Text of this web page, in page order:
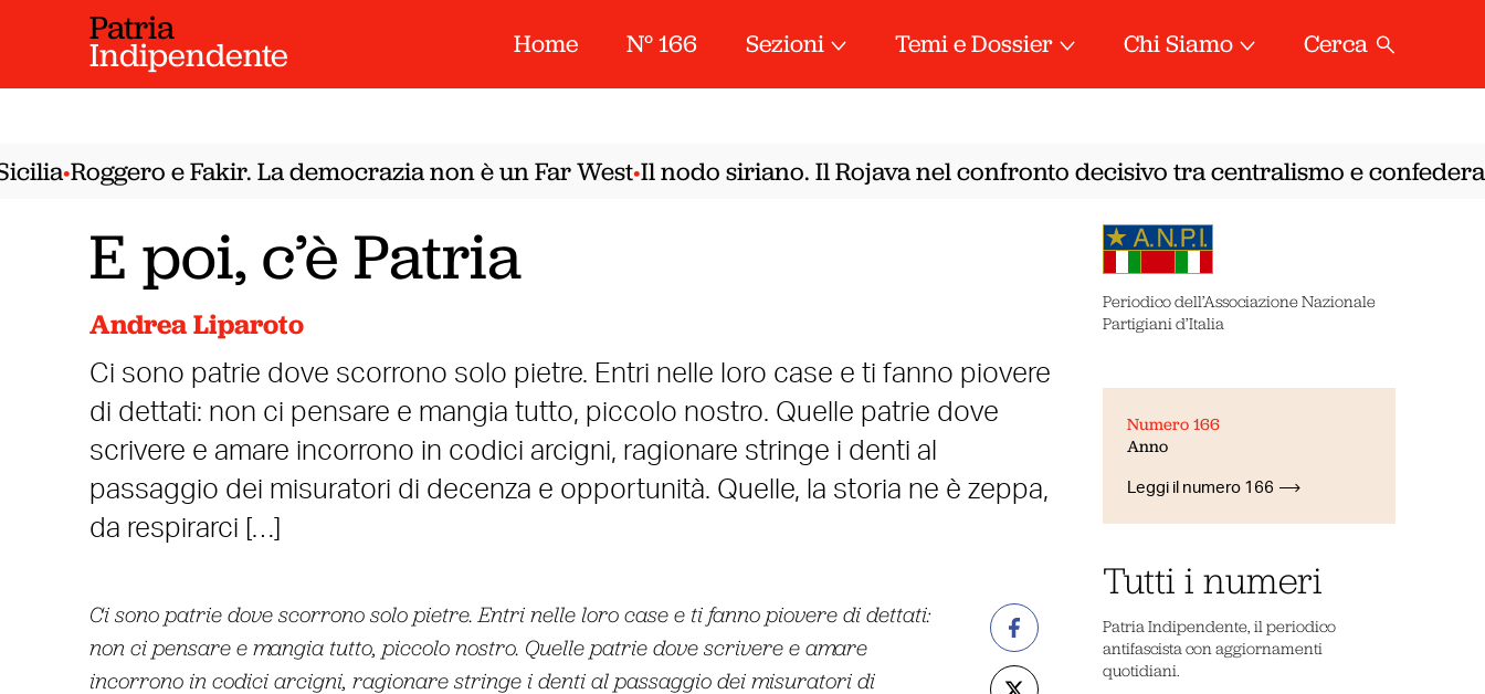
Patria
Indipendente Home N° 166 Sezioni Temi e Dossier Chi Siamo Cerca
•Roggero e Fakir. La democrazia non è un Far West•Il nodo siriano. Il Rojava nel confronto decisivo tra centralismo e
E poi, c’è Patria
Andrea Liparoto
Ci sono patrie dove scorrono solo pietre. Entri nelle loro case e ti fanno piovere
di dettati: non ci pensare e mangia tutto, piccolo nostro. Quelle patrie dove
scrivere e amare incorrono in codici arcigni, ragionare stringe i denti al
passaggio dei misuratori di decenza e opportunità. Quelle, la storia ne è zeppa,
da respirarci […]
Ci sono patrie dove scorrono solo pietre. Entri nelle loro case e ti fanno piovere di dettati:
non ci pensare e mangia tutto, piccolo nostro. Quelle patrie dove scrivere e amare
incorrono in codici arcigni, ragionare stringe i denti al passaggio dei misuratori di
Periodico dell’Associazione Nazionale
Partigiani d’Italia
Numero 166
Anno
Leggi il numero 166
Tutti i numeri
Patria Indipendente, il periodico
antifascista con aggiornamenti
quotidiani.